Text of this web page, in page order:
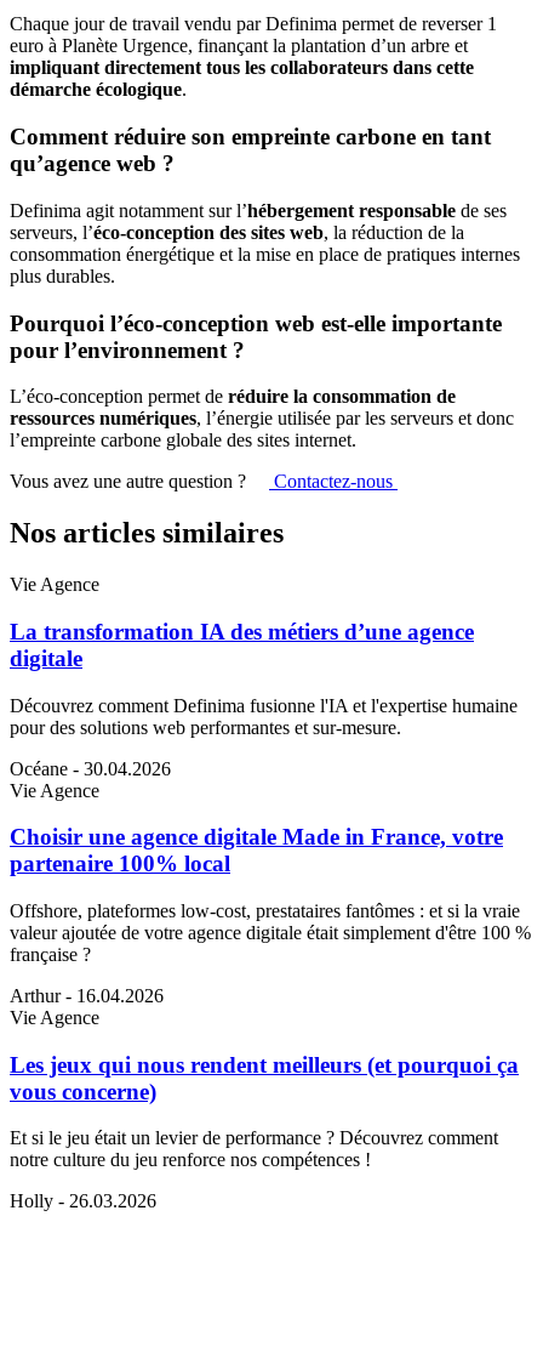
Chaque jour de travail vendu par Definima permet de reverser 1
euro à Planète Urgence, finançant la plantation d’un arbre et
impliquant directement tous les collaborateurs dans cette
démarche écologique.
Comment réduire son empreinte carbone en tant
qu’agence web ?
Definima agit notamment sur l’hébergement responsable de ses
serveurs, l’éco-conception des sites web, la réduction de la
consommation énergétique et la mise en place de pratiques internes
plus durables.
Pourquoi l’éco-conception web est-elle importante
pour l’environnement ?
L’éco-conception permet de réduire la consommation de
ressources numériques, l’énergie utilisée par les serveurs et donc
l’empreinte carbone globale des sites internet.
Vous avez une autre question ?
Contactez-nous
Nos articles similaires
Vie Agence
La transformation IA des métiers d’une agence
digitale
Découvrez comment Definima fusionne l'IA et l'expertise humaine
pour des solutions web performantes et sur-mesure.
Océane - 30.04.2026
Vie Agence
Choisir une agence digitale Made in France, votre
partenaire 100% local
Offshore, plateformes low-cost, prestataires fantômes : et si la vraie
valeur ajoutée de votre agence digitale était simplement d'être 100 %
française ?
Arthur- 16.04.2026
Vie Agence
Les jeux qui nous rendent meilleurs (et pourquoi ça
vous concerne)
Et si le jeu était un levier de performance ? Découvrez comment
notre culture du jeu renforce nos compétences !
Holly - 26.03.2026